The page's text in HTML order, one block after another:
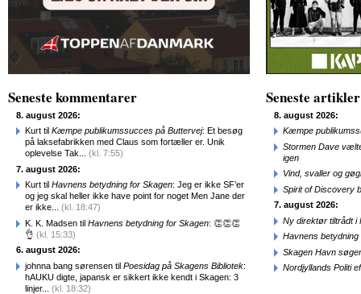
Seneste kommentarer
8. august 2026:
Kurt til Kæmpe publikumssucces på Buttervej: Et besøg
på laksefabrikken med Claus som fortæller er. Unik
oplevelse Tak... (kl. 7:55)
7. august 2026:
Kurt til Havnens betydning for Skagen: Jeg er ikke SF’er
og jeg skal heller ikke have point for noget Men Jane der
er ikke... (kl. 18:47)
K. K. Madsen til Havnens betydning for Skagen: 👏👏👏
👌 (kl. 15:33)
6. august 2026:
johnna bang sørensen til Poesidag på Skagens Bibliotek:
hAUKU digte, japansk er sikkert ikke kendt i Skagen: 3
linjer... (kl. 18:32)
Seneste artikler
8. august 2026:
Kæmpe
Stormen Dave
igen
Vind, svaller og
Spirit of Discovery
7. august 2026:
Ny direktør tiltrådt i
Havnens betydning
Skagen Havn
Nordjyllands Politi